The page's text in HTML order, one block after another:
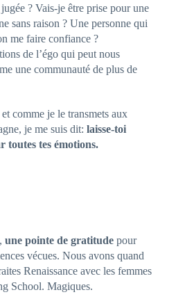
? Vais-je être prise pour une
sans raison ? Une personne qui
me faire confiance ?
de l’égo qui peut nous
une communauté de plus de
comme je le transmets aux
je me suis dit: laisse-toi
toutes tes émotions.
une pointe de gratitude pour
vécues. Nous avons quand
Renaissance avec les femmes
School. Magiques.